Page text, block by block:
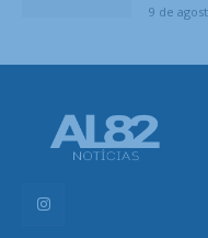
9 de